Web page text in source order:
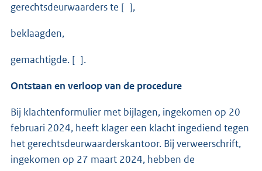
gerechtsdeurwaarders te [ ],
beklaagden,
gemachtigde. [ ].
Ontstaan en verloop van de procedure
Bij klachtenformulier met bijlagen, ingekomen op 20
februari 2024, heeft klager een klacht ingediend tegen
het gerechtsdeurwaarderskantoor. Bij verweerschrift,
ingekomen op 27 maart 2024, hebben de